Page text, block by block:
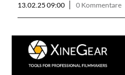
13.02.25 09:00 0 Kommentare